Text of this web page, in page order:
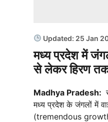
Updated: 25 Jan
मध्य प्रदेश में
से लेकर हिरण तक,
Madhya Pradesh:
मध्य प्रदेश के जंगलों में
(tremendous